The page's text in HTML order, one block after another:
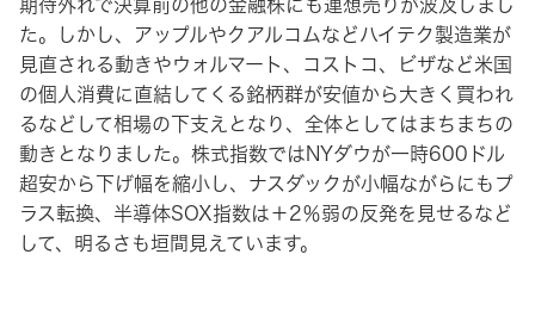
期待外れで決算前の他の金融株にも連想売りが波及しまし
た。しかし、アップルやクアルコムなどハイテク製造業が
見直される動きやウォルマート、コストコ、ビザなど米国
の個人消費に直結してくる銘柄群が安値から大きく買われ
るなどして相場の下支えとなり、全体としてはまちまちの
動きとなりました。株式指数ではNYダウが一時600ドル
超安から下げ幅を縮小し、ナスダックが小幅ながらにもプ
ラス転換、半導体SOX指数は＋2％弱の反発を見せるなど
して、明るさも垣間見えています。